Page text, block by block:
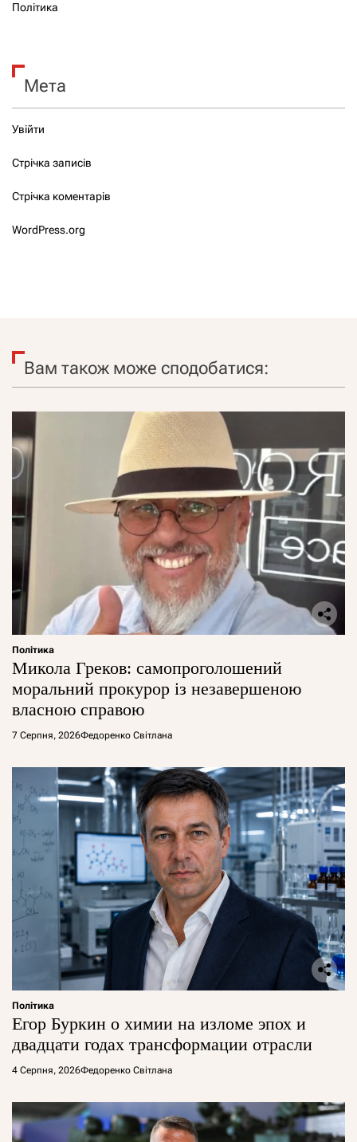
Політика
Мета
Увійти
Стрічка записів
Стрічка коментарів
WordPress.org
Вам також може сподобатися:
Політика
Микола Греков: самопроголошений
моральний прокурор із незавершеною
власною справою
7 Серпня, 2026Федоренко Світлана
Політика
Егор Буркин о химии на изломе эпох и
двадцати годах трансформации отрасли
4 Серпня, 2026Федоренко Світлана